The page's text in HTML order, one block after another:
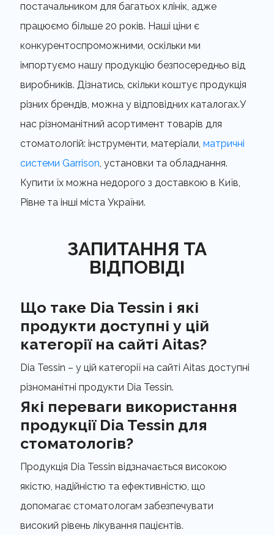
постачальником для багатьох клінік, адже
працюємо більше 20 років. Наші ціни є
конкурентоспроможними, оскільки ми
імпортуємо нашу продукцію безпосередньо від
виробників. Дізнатись, скільки коштує продукція
різних брендів, можна у відповідних каталогах.У
нас різноманітний асортимент товарів для
стоматологій: інструменти, матеріали, матричні
системи Garrison, установки та обладнання.
Купити їх можна недорого з доставкою в Київ,
Рівне та інші міста України.
ЗАПИТАННЯ ТА
ВІДПОВІДІ
Що таке Dia Tessin і які
продукти доступні у цій
категорії на сайті Aitas?
Dia Tessin – у цій категорії на сайті Aitas доступні
різноманітні продукти Dia Tessin.
Які переваги використання
продукції Dia Tessin для
стоматологів?
Продукція Dia Tessin відзначається високою
якістю, надійністю та ефективністю, що
допомагає стоматологам забезпечувати
високий рівень лікування пацієнтів.